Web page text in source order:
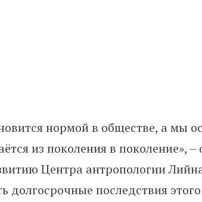
нормой в обществе, а мы
из поколения в поколение», –
Центра антропологии
долгосрочные последствия